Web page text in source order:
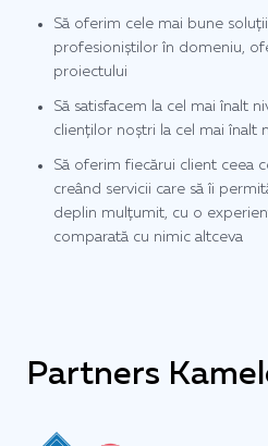
Să oferim cele mai bune
profesioniștilor în domeniu,
proiectului
Să satisfacem la cel mai înalt
clienților noștri la cel mai înalt
Să oferim fiecărui client ceea
creând servicii care să îi
deplin mulțumit, cu o
comparată cu nimic altceva
Partners